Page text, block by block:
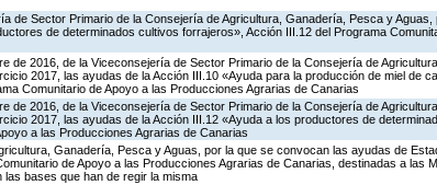
de Sector Primario de la Consejería de Agricultura, Ganadería, Pesca y
de determinados cultivos forrajeros», Acción III.12 del Programa
de 2016, de la Viceconsejería de Sector Primario de la Consejería de
2017, las ayudas de la Acción III.10 «Ayuda para la producción de miel de
Comunitario de Apoyo a las Producciones Agrarias de Canarias
de 2016, de la Viceconsejería de Sector Primario de la Consejería de
2017, las ayudas de la Acción III.12 «Ayuda a los productores de
a las Producciones Agrarias de Canarias
Ganadería, Pesca y Aguas, por la que se convocan las ayudas de
de Apoyo a las Producciones Agrarias de Canarias, destinadas a las
las bases que han de regir la misma